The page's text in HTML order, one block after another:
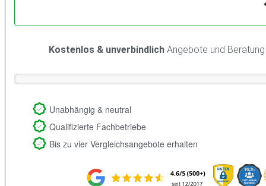
Kostenlos & unverbindlichAngebote und Beratung
Unabhängig & neutral
Qualifizierte Fachbetriebe
Bis zu vier Vergleichsangebote erhalten